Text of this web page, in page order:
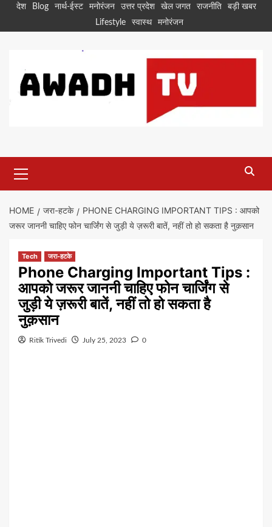
Skipदेश Blog नार्थ-ईस्ट मनोरंजन उत्तर प्रदेश खेल जगत राजनीति
बड़ी खबर
Lifestyle
स्वास्थ मनोरंजन
Menu
HOME जरा-हटके
PHONE CHARGING IMPORTANT TIPS : आपको
जरूर जाननी चाहिए फोन चार्जिंग से जुड़ी ये ज़रूरी बातें, नहीं तो हो सकता है नुक़सान
Tech जरा-हटके
Phone Charging Important Tips :
आपको जरूर जाननी चाहिए फोन चार्जिंग से
जुड़ी ये ज़रूरी बातें, नहीं तो हो सकता है
नुक़सान
Ritik Trivedi July 25, 2023 0